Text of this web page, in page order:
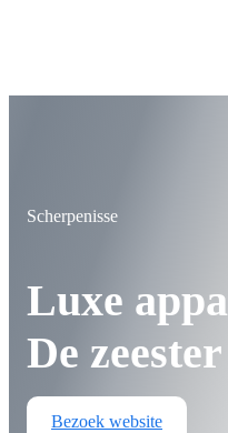
Scherpenisse
Luxe
De zeester
Bezoek website